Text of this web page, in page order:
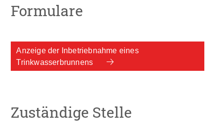
Formulare
Anzeige der Inbetriebnahme eines
Trinkwasserbrunnens
Zuständige Stelle